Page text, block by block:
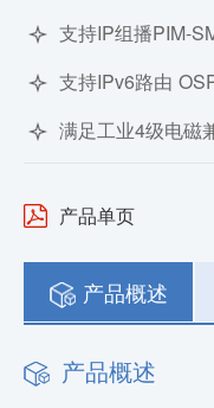
支持IP组播PIM-
支持IPv6路由
满足工业4级电磁
产品单页
产品概述
产品概述